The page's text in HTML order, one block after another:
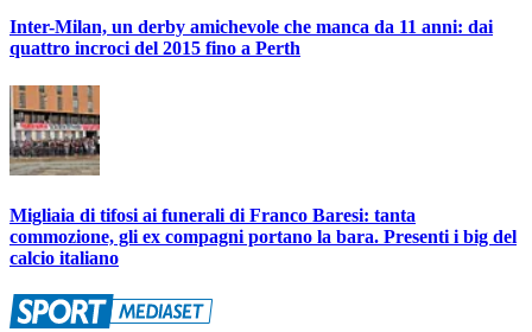
Inter-Milan, un derby amichevole che manca da 11 anni: dai
quattro incroci del 2015 fino a Perth
Migliaia di tifosi ai funerali di Franco Baresi: tanta
commozione, gli ex compagni portano la bara. Presenti i big del
calcio italiano